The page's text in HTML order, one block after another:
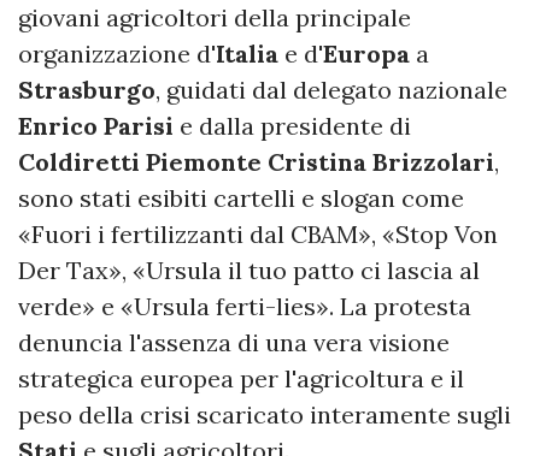
giovani agricoltori della principale
organizzazione d'Italia e d'Europa a
Strasburgo, guidati dal delegato nazionale
Enrico Parisi e dalla presidente di
Coldiretti Piemonte Cristina Brizzolari,
sono stati esibiti cartelli e slogan come
«Fuori i fertilizzanti dal CBAM», «Stop Von
Der Tax», «Ursula il tuo patto ci lascia al
verde» e «Ursula ferti-lies». La protesta
denuncia l'assenza di una vera visione
strategica europea per l'agricoltura e il
peso della crisi scaricato interamente sugli